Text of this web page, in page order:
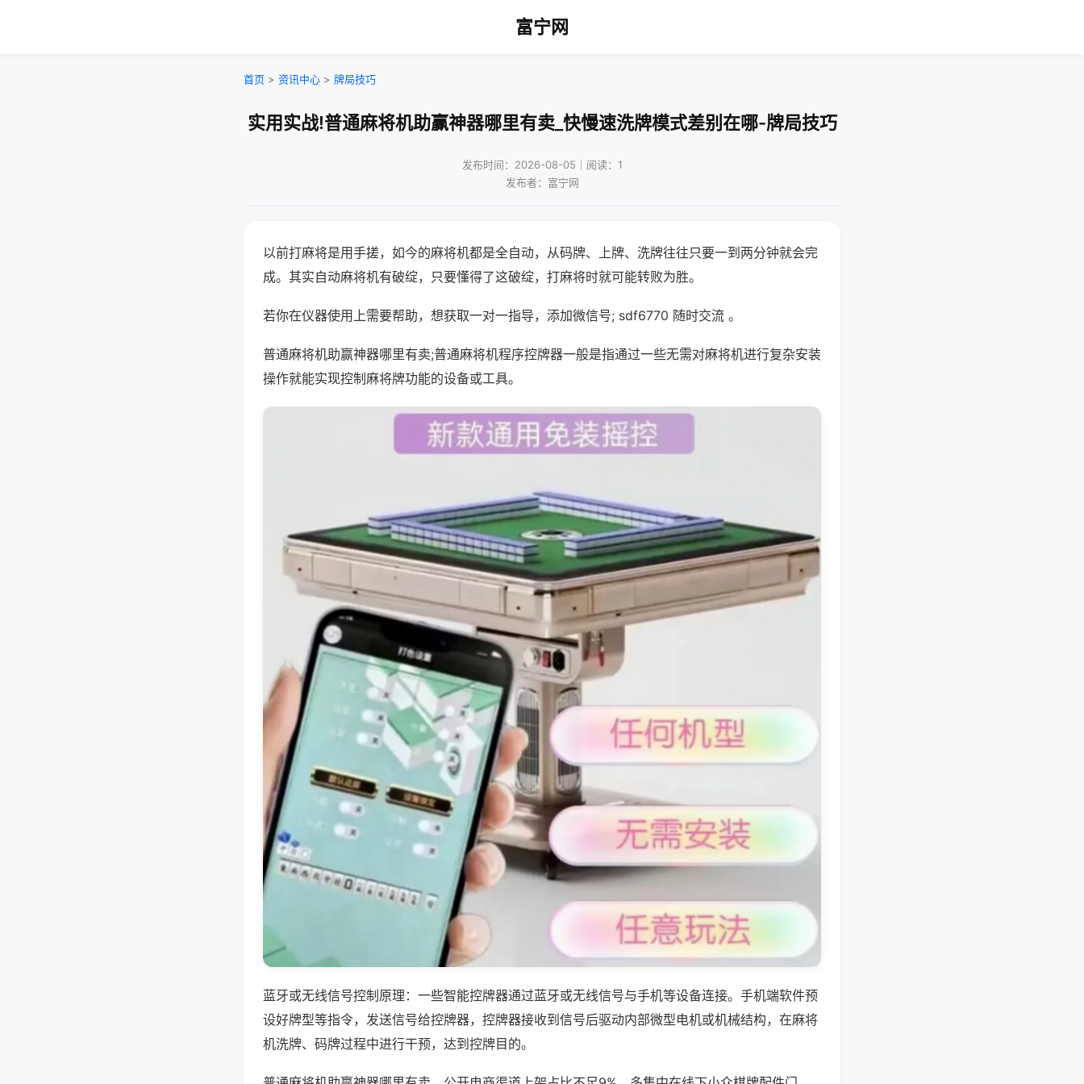
富宁网
首页 > 资讯中心 > 牌局技巧
实用实战!普通麻将机助赢神器哪里有卖_快慢速洗牌模式差别在哪-牌局技巧
发布时间：2026-08-05｜阅读：1
发布者：富宁网
以前打麻将是用手搓，如今的麻将机都是全自动，从码牌、上牌、洗牌往往只要一到两分钟就会完
成。其实自动麻将机有破绽，只要懂得了这破绽，打麻将时就可能转败为胜。
若你在仪器使用上需要帮助，想获取一对一指导，添加微信号; sdf6770 随时交流 。
普通麻将机助赢神器哪里有卖;普通麻将机程序控牌器一般是指通过一些无需对麻将机进行复杂安装
操作就能实现控制麻将牌功能的设备或工具。
蓝牙或无线信号控制原理：一些智能控牌器通过蓝牙或无线信号与手机等设备连接。手机端软件预
设好牌型等指令，发送信号给控牌器，控牌器接收到信号后驱动内部微型电机或机械结构，在麻将
机洗牌、码牌过程中进行干预，达到控牌目的。